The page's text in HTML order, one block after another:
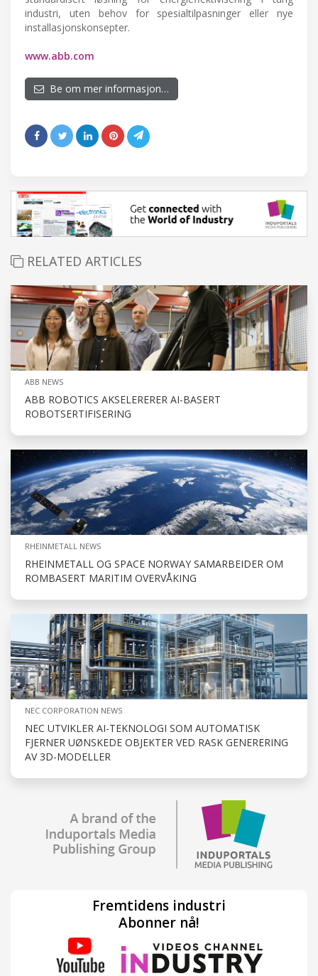
industri, uten behov for spesialtilpasninger eller nye
installasjonskonsepter.
www.abb.com
Be om mer informasjon…
RELATED ARTICLES
ABB NEWS
ABB ROBOTICS AKSELERERER AI-BASERT
ROBOTSERTIFISERING
RHEINMETALL NEWS
RHEINMETALL OG SPACE NORWAY SAMARBEIDER OM
ROMBASERT MARITIM OVERVÅKING
NEC CORPORATION NEWS
NEC UTVIKLER AI-TEKNOLOGI SOM AUTOMATISK
FJERNER UØNSKEDE OBJEKTER VED RASK GENERERING
AV 3D-MODELLER
Fremtidens industri
Abonner nå!